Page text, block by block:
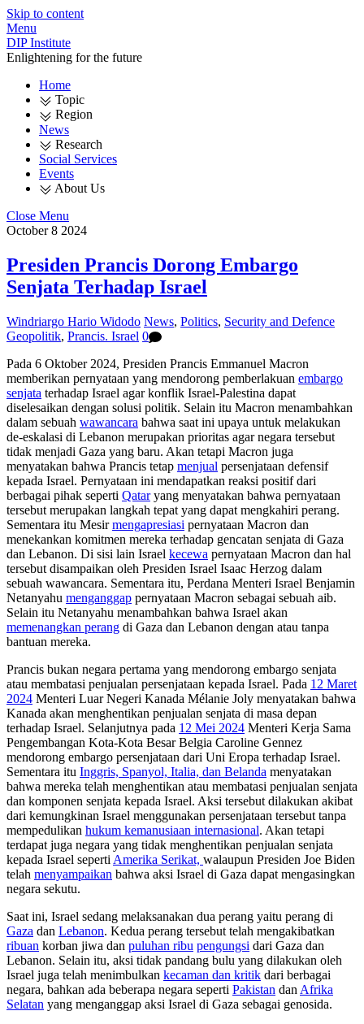
Skip to content
Menu
DIP Institute
Enlightening for the future
Home
Topic
Region
News
Research
Social Services
Events
About Us
Close Menu
October 8 2024
Presiden Prancis Dorong Embargo
Senjata Terhadap Israel
Windriargo Hario Widodo News, Politics, Security and Defence
Geopolitik, Prancis. Israel 0
Pada 6 Oktober 2024, Presiden Prancis Emmanuel Macron
memberikan pernyataan yang mendorong pemberlakuan embargo
senjata terhadap Israel agar konflik Israel-Palestina dapat
diselesaikan dengan solusi politik. Selain itu Macron menambahkan
dalam sebuah wawancara bahwa saat ini upaya untuk melakukan
de-eskalasi di Lebanon merupakan prioritas agar negara tersebut
tidak menjadi Gaza yang baru. Akan tetapi Macron juga
menyatakan bahwa Prancis tetap menjual persenjataan defensif
kepada Israel. Pernyataan ini mendapatkan reaksi positif dari
berbagai pihak seperti Qataryang menyatakan bahwa pernyataan
tersebut merupakan langkah tepat yang dapat mengkahiri perang.
Sementara itu Mesirmengapresiasi pernyataan Macron dan
menekankan komitmen mereka terhadap gencatan senjata di Gaza
dan Lebanon. Di sisi lain Israel kecewa pernyataan Macron dan hal
tersebut disampaikan oleh Presiden Israel Isaac Herzog dalam
sebuah wawancara. Sementara itu, Perdana Menteri Israel Benjamin
Netanyahu menganggap pernyataan Macron sebagai sebuah aib.
Selain itu Netanyahu menambahkan bahwa Israel akan
memenangkan perang di Gaza dan Lebanon dengan atau tanpa
bantuan mereka.
Prancis bukan negara pertama yang mendorong embargo senjata
atau membatasi penjualan persenjataan kepada Israel. Pada 12 Maret
2024 Menteri Luar Negeri Kanada Mélanie Joly menyatakan bahwa
Kanada akan menghentikan penjualan senjata di masa depan
terhadap Israel. Selanjutnya pada 12 Mei 2024 Menteri Kerja Sama
Pengembangan Kota-Kota Besar Belgia Caroline Gennez
mendorong embargo persenjataan dari Uni Eropa terhadap Israel.
Sementara itu Inggris, Spanyol, Italia, dan Belanda menyatakan
bahwa mereka telah menghentikan atau membatasi penjualan senjata
dan komponen senjata kepada Israel. Aksi tersebut dilakukan akibat
dari kemungkinan Israel menggunakan persenjataan tersebut tanpa
mempedulikan hukum kemanusiaan internasional. Akan tetapi
terdapat juga negara yang tidak menghentikan penjualan senjata
kepada Israel sepertiAmerika Serikat, walaupun Presiden Joe Biden
telah menyampaikan bahwa aksi Israel di Gaza dapat mengasingkan
negara sekutu.
Saat ini, Israel sedang melaksanakan dua perang yaitu perang di
Gaza dan Lebanon. Kedua perang tersebut telah mengakibatkan
ribuan korban jiwa dan puluhan ribu pengungsi dari Gaza dan
Lebanon. Selain itu, aksi tidak pandang bulu yang dilakukan oleh
Israel juga telah menimbulkan kecaman dan kritik dari berbagai
negara, bahkan ada beberapa negara seperti Pakistan danAfrika
Selatan yang menganggap aksi Israel di Gaza sebagai genosida.